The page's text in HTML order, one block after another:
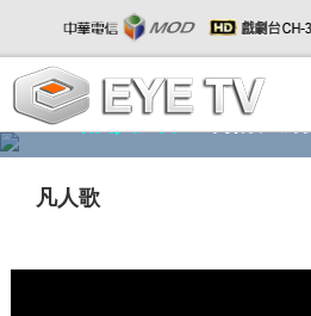
精彩影音 劇情大綱
凡人歌